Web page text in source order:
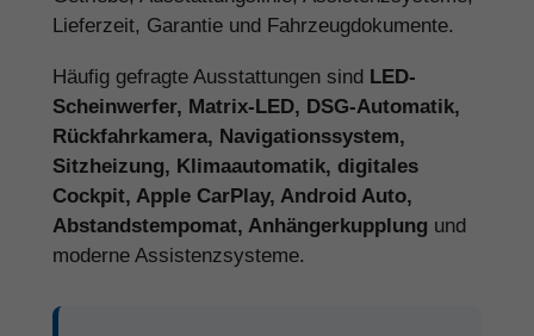
Lieferzeit, Garantie und Fahrzeugdokumente.
Häufig gefragte Ausstattungen sind LED-
Scheinwerfer, Matrix-LED, DSG-Automatik,
Rückfahrkamera, Navigationssystem,
Sitzheizung, Klimaautomatik, digitales
Cockpit, Apple CarPlay, Android Auto,
Abstandstempomat, Anhängerkupplung und
moderne Assistenzsysteme.